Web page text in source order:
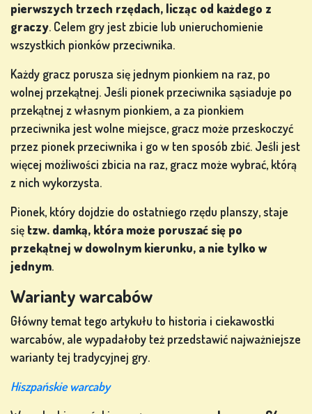
pierwszych trzech rzędach, licząc od każdego z
graczy. Celem gry jest zbicie lub unieruchomienie
wszystkich pionków przeciwnika.
Każdy gracz porusza się jednym pionkiem na raz, po
wolnej przekątnej. Jeśli pionek przeciwnika sąsiaduje po
przekątnej z własnym pionkiem, a za pionkiem
przeciwnika jest wolne miejsce, gracz może przeskoczyć
przez pionek przeciwnika i go w ten sposób zbić. Jeśli jest
więcej możliwości zbicia na raz, gracz może wybrać, którą
z nich wykorzysta.
Pionek, który dojdzie do ostatniego rzędu planszy, staje
się tzw. damką, która może poruszać się po
przekątnej w dowolnym kierunku, a nie tylko w
jednym.
Warianty warcabów
Główny temat tego artykułu to historia i ciekawostki
warcabów, ale wypadałoby też przedstawić najważniejsze
warianty tej tradycyjnej gry.
Hiszpańskie warcaby